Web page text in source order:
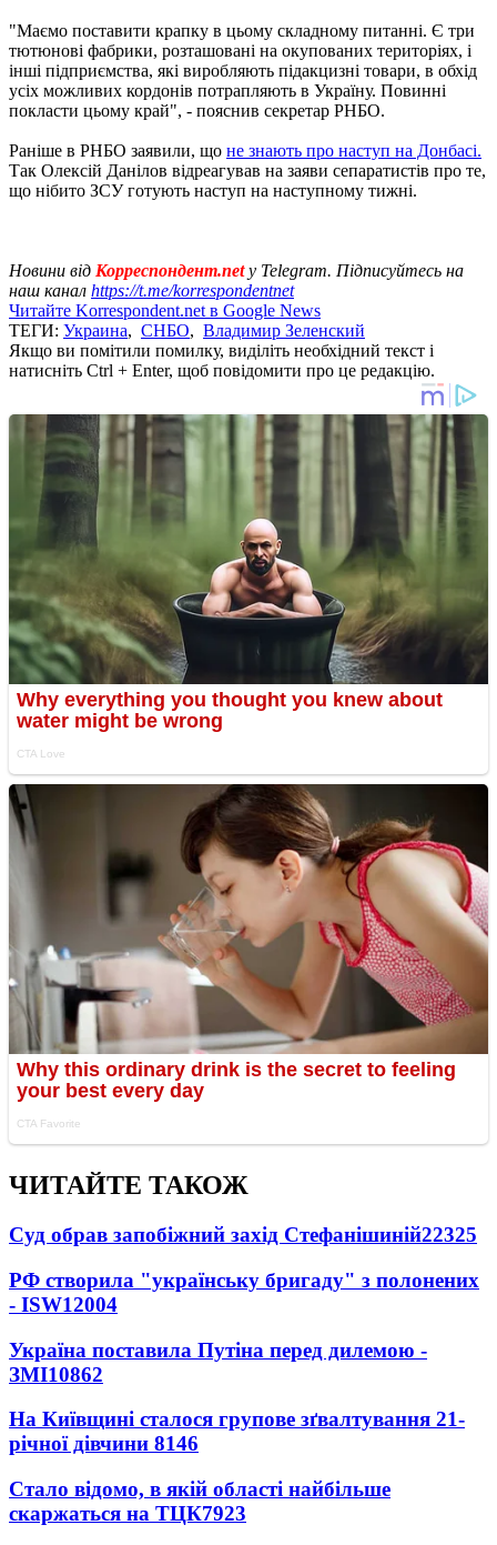
"Маємо поставити крапку в цьому складному питанні. Є три
тютюнові фабрики, розташовані на окупованих територіях, і
інші підприємства, які виробляють підакцизні товари, в обхід
усіх можливих кордонів потрапляють в Україну. Повинні
покласти цьому край", - пояснив секретар РНБО.
Раніше в РНБО заявили, що не знають про наступ на Донбасі.
Так Олексій Данілов відреагував на заяви сепаратистів про те,
що нібито ЗСУ готують наступ на наступному тижні.
Новини від Корреспондент.netу Telegram. Підписуйтесь на
наш канал https://t.me/korrespondentnet
Читайте Korrespondent.net в Google News
ТЕГИ: Украина, СНБО, Владимир Зеленский
Якщо ви помітили помилку, виділіть необхідний текст і
натисніть Ctrl + Enter, щоб повідомити про це редакцію.
ЧИТАЙТЕ ТАКОЖ
Суд обрав запобіжний захід Стефанішиній22325
РФ створила "українську бригаду" з полонених
- ISW12004
Україна поставила Путіна перед дилемою -
ЗМІ10862
На Київщині сталося групове зґвалтування 21-
річної дівчини 8146
Стало відомо, в якій області найбільше
скаржаться на ТЦК7923